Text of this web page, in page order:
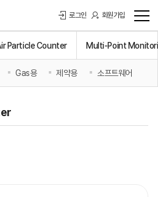
로그인 회원가입
Particle Counter Multi-Point
Gas용 제약용 소프트웨어